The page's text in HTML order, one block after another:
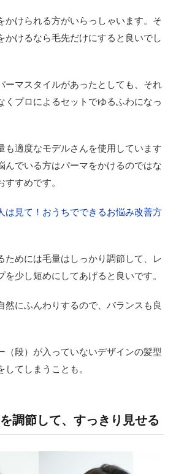
かけられる方がいらっしゃいます。そ
かけるなら毛先だけにすると良いでし
ーマスタイルがあったとしても、それ
くプロによるセットでゆるふわになっ
も適度なモデルさんを使用しています
んでいる方はパーマをかけるのではな
すすめです。
は見て！おうちでできるお悩み改善方
ためには毛量はしっかり調節して、レ
を少し短めにしてあげると良いです。
然にふんわりするので、バランスも良
（段）が入っていないデザインの髪型
てしまうことも。
調節して、すっきり見せる